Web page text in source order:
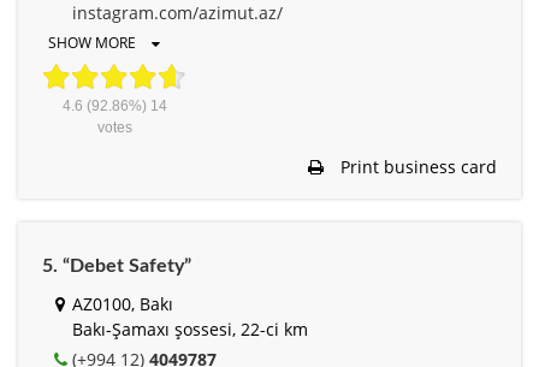
instagram.com/azimut.az/
SHOW MORE
4.6 (92.86%) 14
votes
Print business card
5. “Debet Safety”
AZ0100, Bakı
Bakı-Şamaxı şossesi, 22-ci km
(+994 12) 4049787